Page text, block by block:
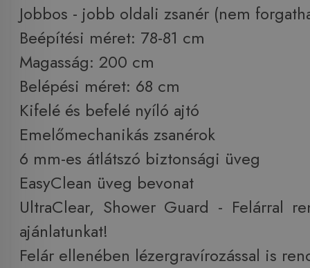
Jobbos - jobb oldali zsanér (nem
Beépítési méret: 78-81 cm
Magasság: 200 cm
Belépési méret: 68 cm
Kifelé és befelé nyíló ajtó
Emelőmechanikás zsanérok
6 mm-es átlátszó biztonsági üveg
EasyClean üveg bevonat
UltraClear, Shower Guard - Felárral
ajánlatunkat!
Felár ellenében lézergravírozással is